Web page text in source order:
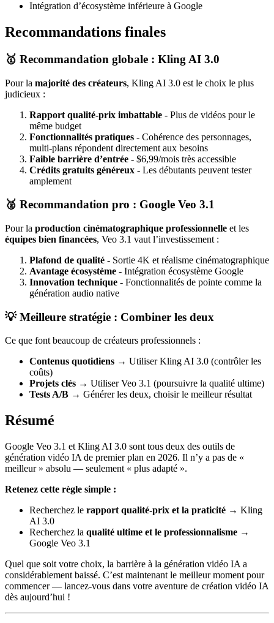
Intégration d’écosystème inférieure à Google
Recommandations finales
🥇 Recommandation globale : Kling AI 3.0
Pour la majorité des créateurs, Kling AI 3.0 est le choix le plus
judicieux :
Rapport qualité-prix imbattable - Plus de vidéos pour le
même budget
Fonctionnalités pratiques - Cohérence des personnages,
multi-plans répondent directement aux besoins
Faible barrière d’entrée - $6,99/mois très accessible
Crédits gratuits généreux - Les débutants peuvent tester
amplement
🥈 Recommandation pro : Google Veo 3.1
Pour la production cinématographique professionnelle et les
équipes bien financées, Veo 3.1 vaut l’investissement :
Plafond de qualité - Sortie 4K et réalisme cinématographique
Avantage écosystème - Intégration écosystème Google
Innovation technique - Fonctionnalités de pointe comme la
génération audio native
💡 Meilleure stratégie : Combiner les deux
Ce que font beaucoup de créateurs professionnels :
Contenus quotidiens → Utiliser Kling AI 3.0 (contrôler les
coûts)
Projets clés → Utiliser Veo 3.1 (poursuivre la qualité ultime)
Tests A/B → Générer les deux, choisir le meilleur résultat
Résumé
Google Veo 3.1 et Kling AI 3.0 sont tous deux des outils de
génération vidéo IA de premier plan en 2026. Il n’y a pas de «
meilleur » absolu — seulement « plus adapté ».
Retenez cette règle simple :
Recherchez le rapport qualité-prix et la praticité → Kling
AI 3.0
Recherchez la qualité ultime et le professionnalisme →
Google Veo 3.1
Quel que soit votre choix, la barrière à la génération vidéo IA a
considérablement baissé. C’est maintenant le meilleur moment pour
commencer — lancez-vous dans votre aventure de création vidéo IA
dès aujourd’hui !